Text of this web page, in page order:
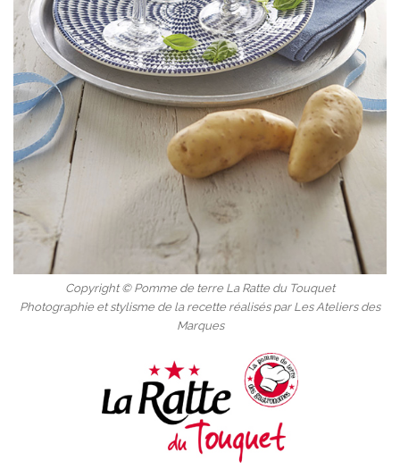
Copyright © Pomme de terre La Ratte du Touquet
Photographie et stylisme de la recette réalisés par Les Ateliers des
Marques